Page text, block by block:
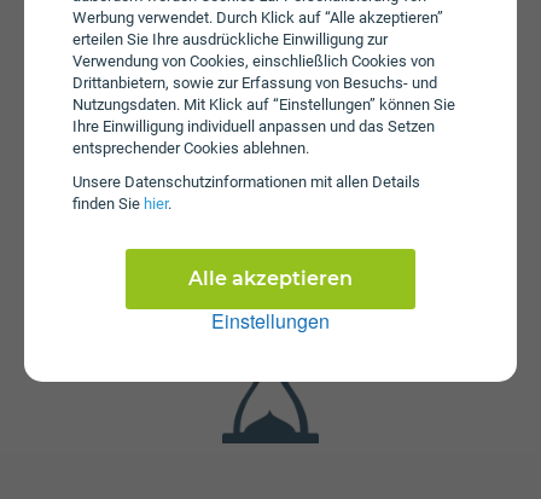
Werbung verwendet. Durch Klick auf “Alle akzeptieren”
erteilen Sie Ihre ausdrückliche Einwilligung zur
Verwendung von Cookies, einschließlich Cookies von
Drittanbietern, sowie zur Erfassung von Besuchs- und
Nutzungsdaten. Mit Klick auf “Einstellungen” können Sie
Ihre Einwilligung individuell anpassen und das Setzen
entsprechender Cookies ablehnen.
Unsere Daten­schutz­informationen mit allen Details
finden Sie hier.
Einstellungen
Alle akzeptieren
14,90 an.
Die Vertragslaufzeit bei STARTNET 165 beträgt 24
Monate. Die Kündigungsfrist beträgt 1 Monat.